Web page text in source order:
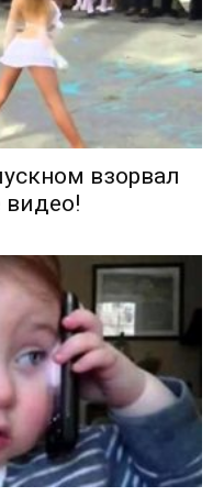
взорвал
видео!